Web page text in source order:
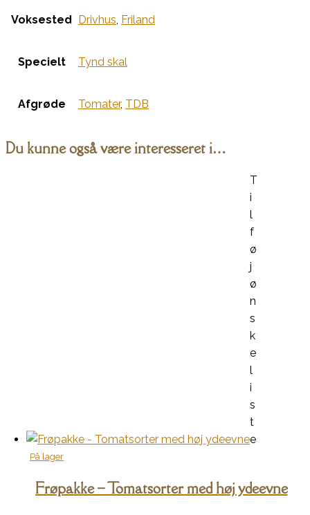
Voksested Drivhus, Friland
Specielt Tynd skal
Afgrøde Tomater, TDB
Du kunne også være interesseret i…
T
i
l
f
ø
j
ø
n
s
k
e
l
i
s
t
e
På lager
Frøpakke – Tomatsorter med høj ydeevne